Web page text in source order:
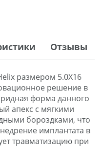
Отзывы
размером 5.0X16
решение в
форма данного
апекс с мягкими
бороздками, что
имплантата в
травматизацию при